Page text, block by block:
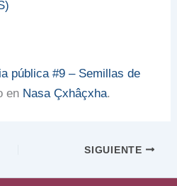
pública #9 – Semillas de
en Nasa Çxhâçxha.
SIGUIENTE